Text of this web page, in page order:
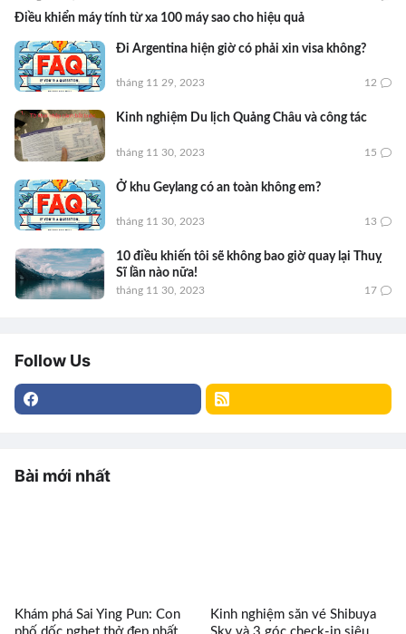
Điều khiển máy tính từ xa 100 máy sao cho hiệu quả
Đi Argentina hiện giờ có phải xin visa không?
tháng 11 29, 2023 12
Kinh nghiệm Du lịch Quảng Châu và công tác
tháng 11 30, 2023 15
Ở khu Geylang có an toàn không em?
tháng 11 30, 2023 13
10 điều khiến tôi sẽ không bao giờ quay lại Thuỵ
Sĩ lần nào nữa!
tháng 11 30, 2023 17
Follow Us
Bài mới nhất
Khám phá Sai Ying Pun: Con
Kinh nghiệm săn vé Shibuya